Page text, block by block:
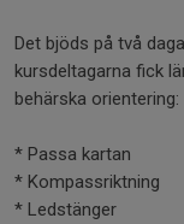
Det bjöds på två
kursdeltagarna fick
behärska orientering:
* Passa kartan
* Kompassriktning
* Ledstänger